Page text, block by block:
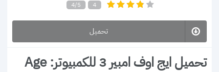
4/5 4
تحميل
تحميل ايج اوف امبير 3 للكمبيوتر: Age